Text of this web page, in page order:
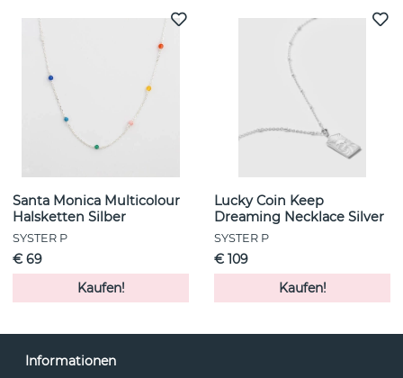
Santa Monica Multicolour
Halsketten Silber
SYSTER P
€ 69
Kaufen!
Lucky Coin Keep
Dreaming Necklace Silver
SYSTER P
€ 109
Kaufen!
Informationen